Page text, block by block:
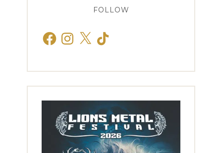
FOLLOW
FacebookInstagram
X TikTok